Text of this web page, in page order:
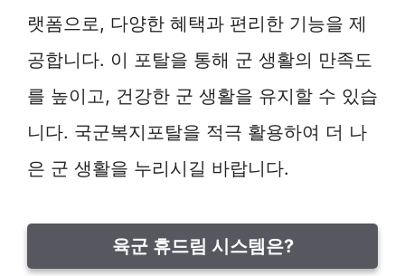
랫폼으로, 다양한 혜택과 편리한 기능을 제
공합니다. 이 포탈을 통해 군 생활의 만족도
를 높이고, 건강한 군 생활을 유지할 수 있습
니다. 국군복지포탈을 적극 활용하여 더 나
은 군 생활을 누리시길 바랍니다.
육군 휴드림 시스템은?